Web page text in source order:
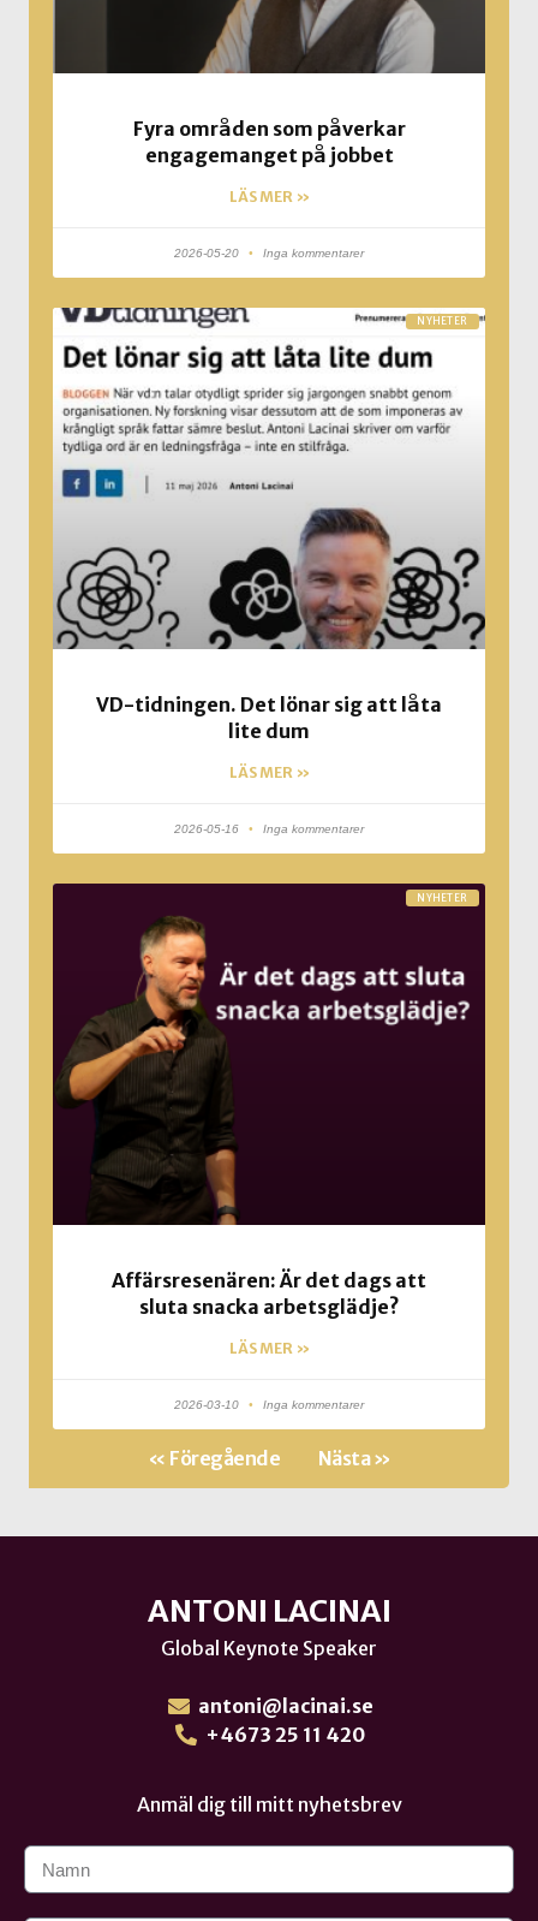
Fyra områden som påverkar
engagemanget på jobbet
LÄS MER »
2026-05-20 Inga kommentarer
NYHETER
VD-tidningen. Det lönar sig att låta
lite dum
LÄS MER »
2026-05-16 Inga kommentarer
NYHETER
Affärsresenären: Är det dags att
sluta snacka arbetsglädje?
LÄS MER »
2026-03-10 Inga kommentarer
« Föregående Nästa »
ANTONI LACINAI
Global Keynote Speaker
antoni@lacinai.se
+4673 25 11 420
Anmäl dig till mitt nyhetsbrev